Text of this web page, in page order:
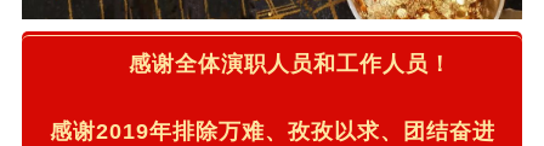
感谢全体演职人员和工作人员！
感谢2019年排除万难、孜孜以求、团结奋进